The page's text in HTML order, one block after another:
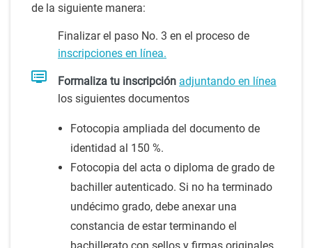
de la siguiente manera:
Finalizar el paso No. 3 en el proceso de
inscripciones en línea.
Formaliza tu inscripción adjuntando en línea
los siguientes documentos
Fotocopia ampliada del documento de
identidad al 150 %.
Fotocopia del acta o diploma de grado de
bachiller autenticado. Si no ha terminado
undécimo grado, debe anexar una
constancia de estar terminando el